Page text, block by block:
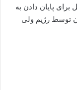
پایان دادن به
توسط رژیم ولی